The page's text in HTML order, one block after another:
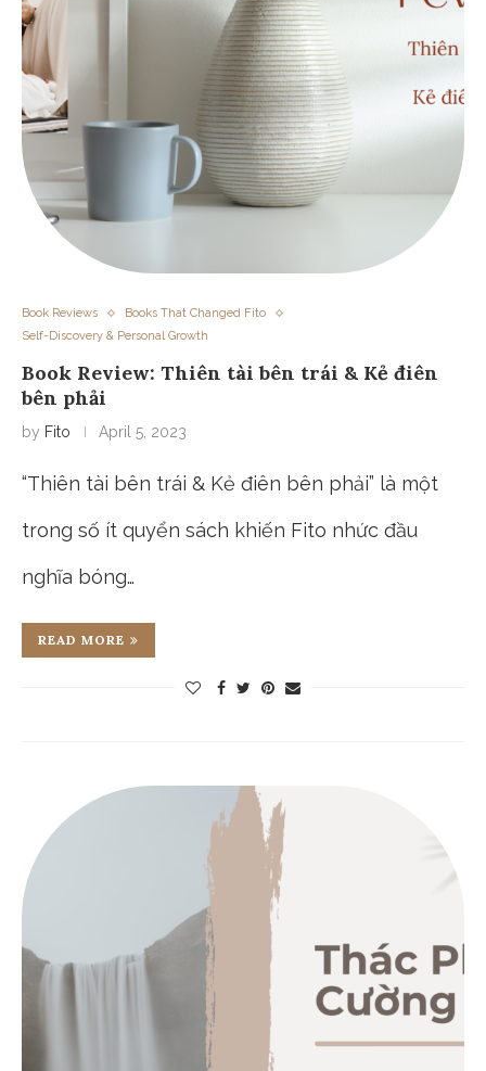
Book Reviews
Books That Changed Fito
Self-Discovery & Personal Growth
Book Review: Thiên tài bên trái & Kẻ điên
bên phải
by Fito April 5, 2023
“Thiên tài bên trái & Kẻ điên bên phải” là một
trong số ít quyển sách khiến Fito nhức đầu
nghĩa bóng…
READ MORE